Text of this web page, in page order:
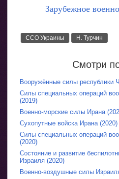
Зарубежное
ССО Украины Н. Турчин
Смотри
Вооружённые силы республики
Силы специальных операций
(2019)
Военно-морские силы Ирана
Сухопутные войска Ирана (2020)
Силы специальных операций
(2020)
Состояние и развитие
Израиля (2020)
Военно-воздушные силы